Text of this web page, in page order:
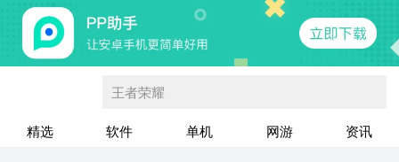
王者荣耀
精选 软件 单机 网游 资讯